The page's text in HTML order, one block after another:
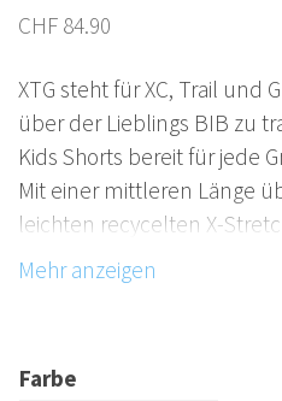
CHF 84.90
XTG steht für XC, Trail und
über der Lieblings BIB zu
Kids Shorts bereit für jede
Mit einer mittleren Länge
leichten recycelten X-
Freiheit und Unterstützung
Neben dem neuen Elastic
Farbe